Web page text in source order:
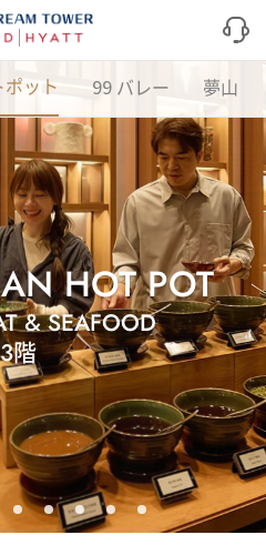
ポット 99 バレー 夢山
HOT POT
& SEAFOOD
3階